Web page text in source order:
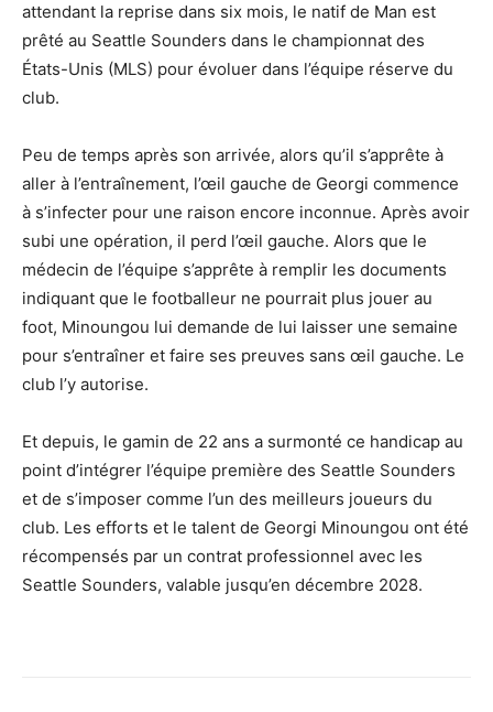
attendant la reprise dans six mois, le natif de Man est
prêté au Seattle Sounders dans le championnat des
États-Unis (MLS) pour évoluer dans l’équipe réserve du
club.
Peu de temps après son arrivée, alors qu’il s’apprête à
aller à l’entraînement, l’œil gauche de Georgi commence
à s’infecter pour une raison encore inconnue. Après avoir
subi une opération, il perd l’œil gauche. Alors que le
médecin de l’équipe s’apprête à remplir les documents
indiquant que le footballeur ne pourrait plus jouer au
foot, Minoungou lui demande de lui laisser une semaine
pour s’entraîner et faire ses preuves sans œil gauche. Le
club l’y autorise.
Et depuis, le gamin de 22 ans a surmonté ce handicap au
point d’intégrer l’équipe première des Seattle Sounders
et de s’imposer comme l’un des meilleurs joueurs du
club. Les efforts et le talent de Georgi Minoungou ont été
récompensés par un contrat professionnel avec les
Seattle Sounders, valable jusqu’en décembre 2028.